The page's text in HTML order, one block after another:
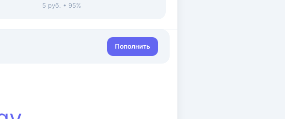
5 руб. • 95%
Пополнить